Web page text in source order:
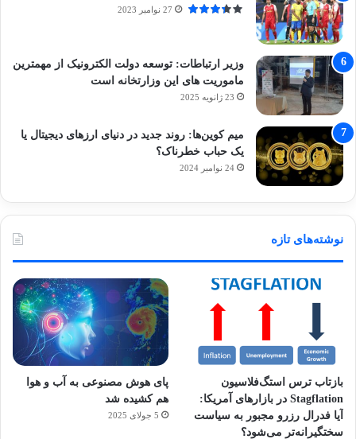
27 نوامبر 2023
وزیر ارتباطات: توسعه دولت الکترونیک از مهمترین
ماموریت های این وزارتخانه است
23 ژانویه 2025
میم کوین‌ها: روند جدید در دنیای ارزهای دیجیتال یا
یک حباب خطرناک؟
24 نوامبر 2024
نوشته‌های تازه
بازتاب ترس استگ‌فلاسیون
Stagflation در بازارهای آمریکا:
آیا فدرال رزرو مجبور به سیاست
سختگیرانه‌تر می‌شود؟
پای هوش مصنوعی به آب و هوا
هم کشیده شد
5 جولای 2025